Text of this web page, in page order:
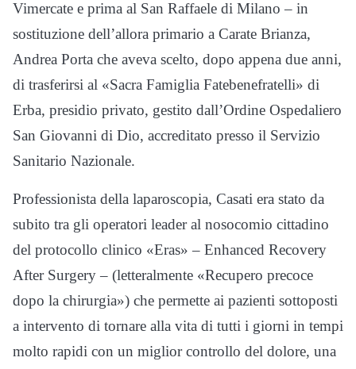
Vimercate e prima al San Raffaele di Milano – in
sostituzione dell’allora primario a Carate Brianza,
Andrea Porta che aveva scelto, dopo appena due anni,
di trasferirsi al «Sacra Famiglia Fatebenefratelli» di
Erba, presidio privato, gestito dall’Ordine Ospedaliero
San Giovanni di Dio, accreditato presso il Servizio
Sanitario Nazionale.
Professionista della laparoscopia, Casati era stato da
subito tra gli operatori leader al nosocomio cittadino
del protocollo clinico «Eras» – Enhanced Recovery
After Surgery – (letteralmente «Recupero precoce
dopo la chirurgia») che permette ai pazienti sottoposti
a intervento di tornare alla vita di tutti i giorni in tempi
molto rapidi con un miglior controllo del dolore, una